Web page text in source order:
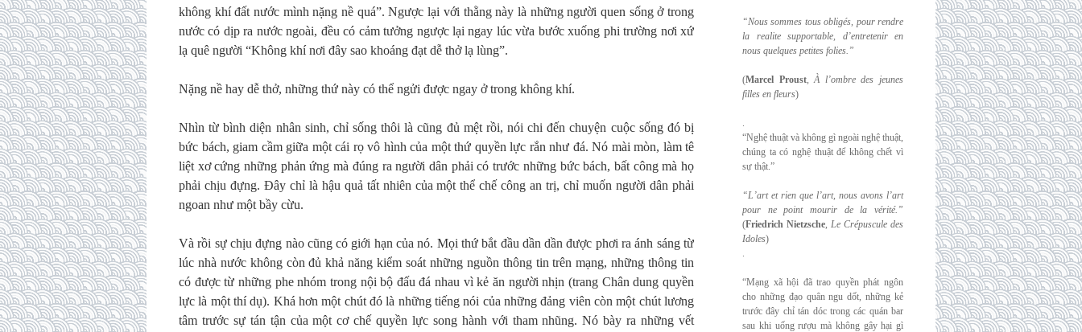
không khí đất nước mình nặng nề quá”. Ngược lại với thằng này là những người quen sống ở trong
nước có dịp ra nước ngoài, đều có cảm tưởng ngược lại ngay lúc vừa bước xuống phi trường nơi xứ
lạ quê người “Không khí nơi đây sao khoáng đạt dễ thở lạ lùng”.
Nặng nề hay dễ thở, những thứ này có thể ngửi được ngay ở trong không khí.
Nhìn từ bình diện nhân sinh, chỉ sống thôi là cũng đủ mệt rồi, nói chi đến chuyện cuộc sống đó bị
bức bách, giam cầm giữa một cái rọ vô hình của một thứ quyền lực rắn như đá. Nó mài mòn, làm tê
liệt xơ cứng những phản ứng mà đúng ra người dân phải có trước những bức bách, bất công mà họ
phải chịu đựng. Đây chỉ là hậu quả tất nhiên của một thể chế công an trị, chỉ muốn người dân phải
ngoan như một bầy cừu.
Và rồi sự chịu đựng nào cũng có giới hạn của nó. Mọi thứ bắt đầu dần dần được phơi ra ánh sáng từ
lúc nhà nước không còn đủ khả năng kiểm soát những nguồn thông tin trên mạng, những thông tin
có được từ những phe nhóm trong nội bộ đấu đá nhau vì kẻ ăn người nhịn (trang Chân dung quyền
lực là một thí dụ). Khá hơn một chút đó là những tiếng nói của những đảng viên còn một chút lương
tâm trước sự tán tận của một cơ chế quyền lực song hành với tham nhũng. Nó bày ra những vết
“Nous sommes tous obligés, pour rendre
la realite supportable, d’entretenir en
nous quelques petites folies.”
(Marcel Proust,À l’ombre des jeunes
filles en fleurs)
.
“Nghệ thuật và không gì ngoài nghệ thuật,
chúng ta có nghệ thuật để không chết vì
sự thật.”
“L’art et rien que l’art, nous avons l’art
pour ne point mourir de la vérité.”
(Friedrich Nietzsche, Le Crépuscule des
Idoles)
.
“Mạng xã hội đã trao quyền phát ngôn
cho những đạo quân ngu dốt, những kẻ
trước đây chỉ tán dóc trong các quán bar
sau khi uống rượu mà không gây hại gì